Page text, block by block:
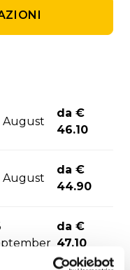
August
da €
46.10
August
da €
44.90
da €
47.10